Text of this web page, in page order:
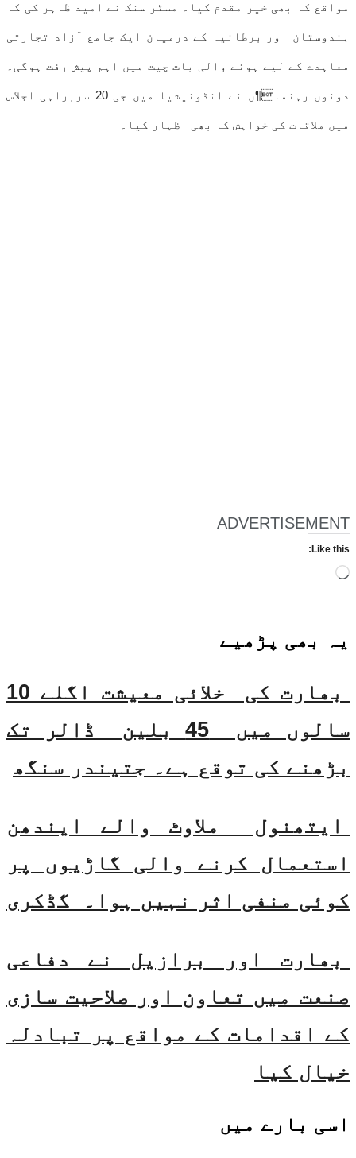
مواقع کا بھی خیر مقدم کیا۔ مسٹر سنک نے امید ظاہر کی کہ
ہندوستان اور برطانیہ کے درمیان ایک جامع آزاد تجارتی
معاہدے کے لیے ہونے والی بات چیت میں اہم پیش رفت ہوگی۔
دونوں رہنما¶ں نے انڈونیشیا میں جی 20 سربراہی اجلاس
میں ملاقات کی خواہش کا بھی اظہار کیا۔
ADVERTISEMENT
Like this:
Loading…
یہ بھی پڑھیے
بھارت کی خلائی معیشت اگلے 10
سالوں میں 45 بلین ڈالر تک
بڑھنے کی توقع ہے۔ جتیندر سنگھ
ایتھنول ملاوٹ والے ایندھن
استعمال کرنے والی گاڑیوں پر
کوئی منفی اثر نہیں ہوا۔ گڈکری
بھارت اور برازیل نے دفاعی
صنعت میں تعاون اور صلاحیت سازی
کے اقدامات کے مواقع پر تبادلہ
خیال کیا
اسی بارے میں